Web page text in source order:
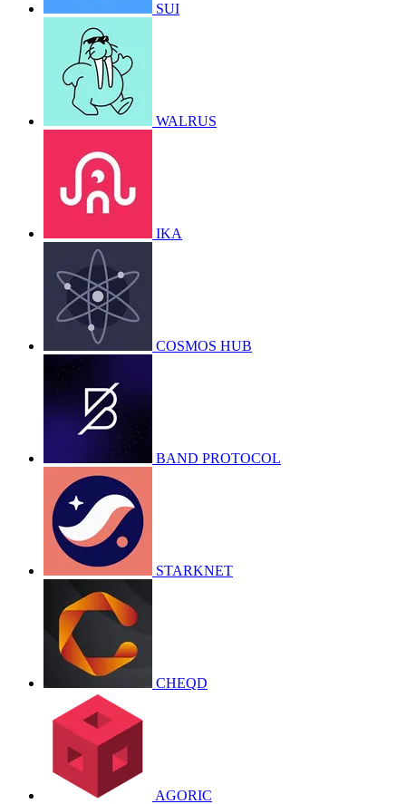
SUI
WALRUS
IKA
COSMOS HUB
BAND PROTOCOL
STARKNET
CHEQD
AGORIC